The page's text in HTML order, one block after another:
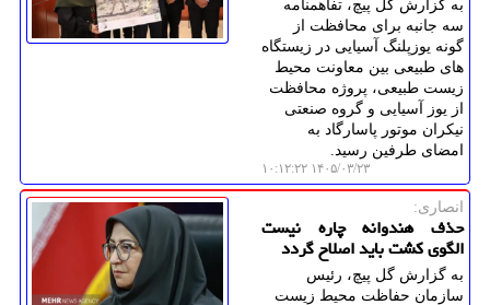
به گزارش گل پیچ، تفاهمنامه
سه جانبه برای محافظت از
گونه یوزپلنگ آسیایی در زیستگاه
های طبیعی بین معاونت محیط
زیست طبیعی، پروژه محافظت
از یوز آسیایی و گروه صنعتی
نیکران موتور پاسارگاد به
امضای طرفین رسید.
۱۴۰۵/۰۳/۲۳ ۱۰:۱۲:۲۲
انصاری:
حذف هندوانه چاره نیست
الگوی کشت باید اصلاح گردد
به گزارش گل پیچ، رئیس
سازمان حفاظت محیط زیست